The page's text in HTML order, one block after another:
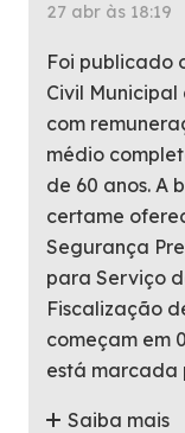
27 abr às 18:19
Foi publicado
Civil
com
médio
de 60 anos. A
certame
Segurança
para Serviço
Fiscalização
começam em
está marcada
Saiba mais